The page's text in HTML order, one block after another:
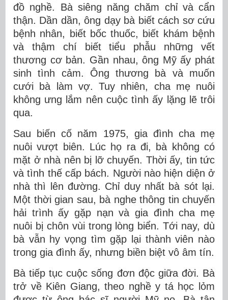
đồ nghề. Bà siêng năng chăm chỉ và cẩn
thận. Dần dần, ông dạy bà biết cách sơ cứu
bệnh nhân, biết bốc thuốc, biết khám bệnh
và thậm chí biết tiểu phẫu những vết
thương cơ bản. Gần nhau, ông Mỹ ấy phát
sinh tình cảm. Ông thương bà và muốn
cưới bà làm vợ. Tuy nhiên, cha mẹ nuôi
không ưng lắm nên cuộc tình ấy lặng lẽ trôi
qua.
Sau biến cố năm 1975, gia đình cha mẹ
nuôi vượt biên. Lúc họ ra đi, bà không có
mặt ở nhà nên bị lỡ chuyến. Thời ấy, tin tức
và tình thế cấp bách. Người nào hiện diện ở
nhà thì lên đường. Chỉ duy nhất bà sót lại.
Một thời gian sau, bà nghe thông tin chuyến
hải trình ấy gặp nạn và gia đình cha mẹ
nuôi bị chôn vùi trong lòng biển. Tới nay, dù
bà vẫn hy vọng tìm gặp lại thành viên nào
trong gia đình ấy, nhưng biền biệt vô âm tín.
Bà tiếp tục cuộc sống đơn độc giữa đời. Bà
trở về Kiên Giang, theo nghề y tá học lỏm